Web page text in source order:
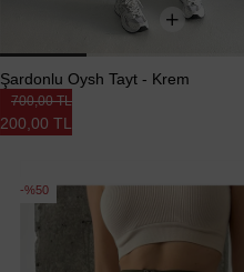
Şardonlu Oysh Tayt - Krem
200,00 TL
700,00 TL
%50